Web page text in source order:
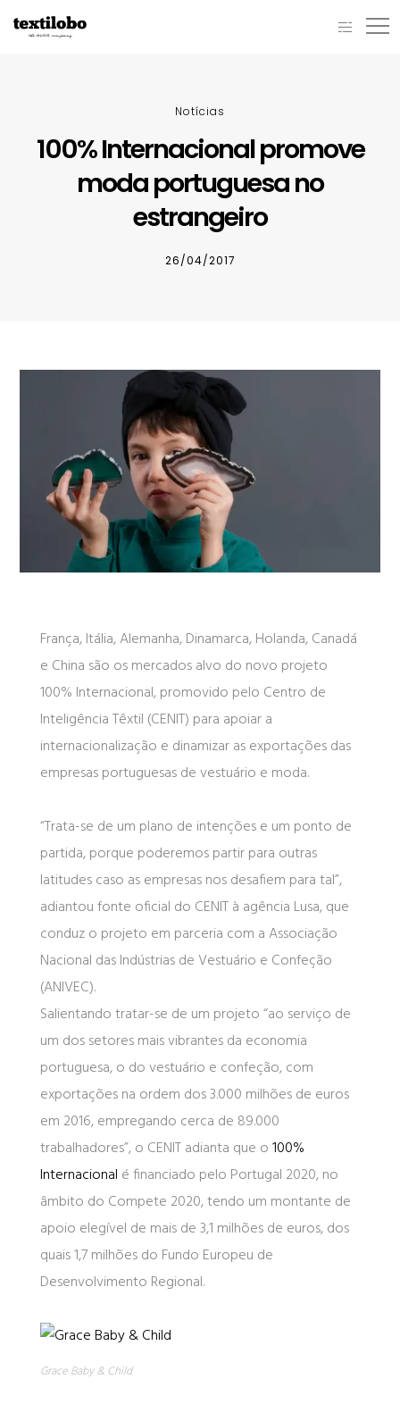
Notícias
100% Internacional promove
moda portuguesa no
estrangeiro
26/04/2017
França, Itália, Alemanha, Dinamarca, Holanda, Canadá
e China são os mercados alvo do novo projeto
100% Internacional, promovido pelo Centro de
Inteligência Têxtil (CENIT) para apoiar a
internacionalização e dinamizar as exportações das
empresas portuguesas de vestuário e moda.
“Trata-se de um plano de intenções e um ponto de
partida, porque poderemos partir para outras
latitudes caso as empresas nos desafiem para tal”,
adiantou fonte oficial do CENIT à agência Lusa, que
conduz o projeto em parceria com a Associação
Nacional das Indústrias de Vestuário e Confeção
(ANIVEC).
Salientando tratar-se de um projeto “ao serviço de
um dos setores mais vibrantes da economia
portuguesa, o do vestuário e confeção, com
exportações na ordem dos 3.000 milhões de euros
em 2016, empregando cerca de 89.000
trabalhadores”, o CENIT adianta que o100%
Internacional é financiado pelo Portugal 2020, no
âmbito do Compete 2020, tendo um montante de
apoio elegível de mais de 3,1 milhões de euros, dos
quais 1,7 milhões do Fundo Europeu de
Desenvolvimento Regional.
Grace Baby & Child